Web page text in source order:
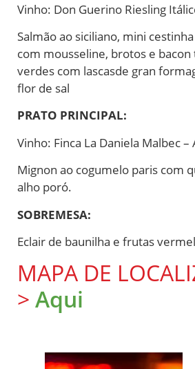
Vinho: Don Guerino Riesling
Salmão ao siciliano, mini
com mousseline, brotos e bacon
verdes com lascasde gran
flor de sal
PRATO PRINCIPAL:
Vinho: Finca La Daniela Malbec
Mignon ao cogumelo paris com
alho poró.
SOBREMESA:
Eclair de baunilha e frutas
MAPA DE
> Aqui